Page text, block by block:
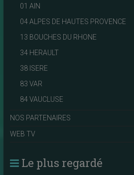
01 AIN
04 ALPES DE HAUTES PROVENCE
13 BOUCHES DU RHONE
34 HERAULT
38 ISERE
83 VAR
84 VAUCLUSE
NOS PARTENAIRES
WEB TV
Le plus regardé